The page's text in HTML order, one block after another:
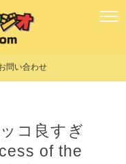
問い合わせ
コ良すぎ
of the